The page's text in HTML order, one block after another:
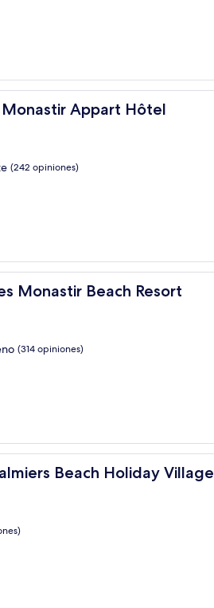
Monastir Appart Hôtel
Appart Hôtel
(242 opiniones)
Monastir Beach Resort
Beach Resort
(314 opiniones)
Beach Holiday Village
Beach Holiday Village